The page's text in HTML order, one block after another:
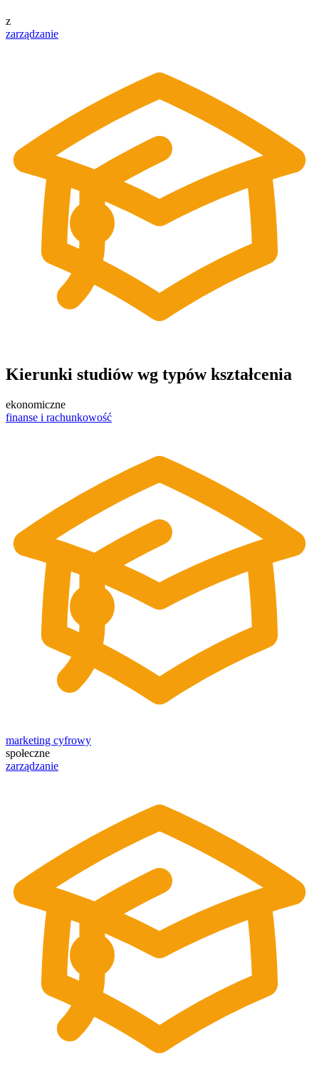
z
zarządzanie
Kierunki studiów wg typów kształcenia
ekonomiczne
finanse i rachunkowość
marketing cyfrowy
społeczne
zarządzanie